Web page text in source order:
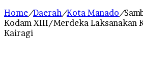
Home/Daerah/Kota Manado/
Kodam XIII/Merdeka Laksanakan
Kairagi